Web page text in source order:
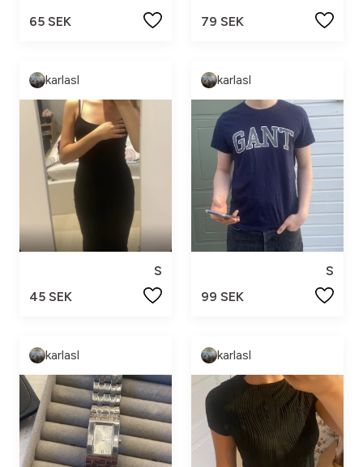
65 SEK
79 SEK
karlasl
S
45 SEK
karlasl
S
99 SEK
karlasl karlasl